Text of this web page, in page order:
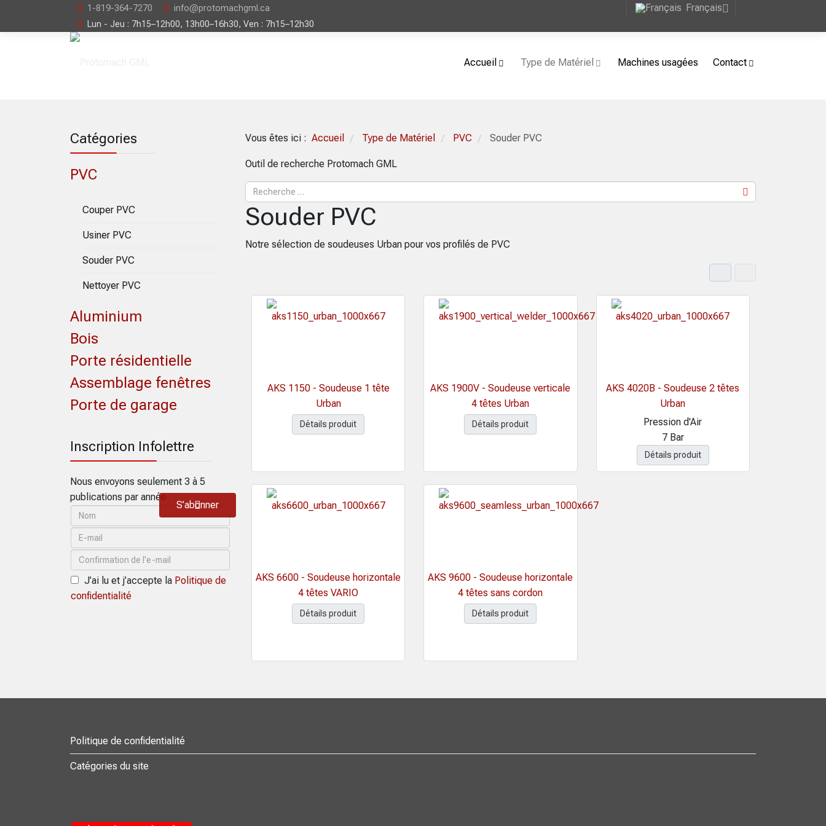
1-819-364-7270
info@protomachgml.ca
Lun - Jeu : 7h15–12h00, 13h00–16h30, Ven : 7h15–12h30
Français
Accueil Type de Matériel Machines usagées Contact
Catégories
PVC
Couper PVC
Usiner PVC
Souder PVC
Nettoyer PVC
Aluminium
Bois
Porte résidentielle
Assemblage fenêtres
Porte de garage
Inscription Infolettre
Nous envoyons seulement 3 à 5
publications par année.
J’ai lu et j’accepte la Politique de
confidentialité
S’abonner
Vous êtes ici : Accueil / Type de Matériel / PVC / Souder PVC
Outil de recherche Protomach GML
Souder PVC
Notre sélection de soudeuses Urban pour vos profilés de PVC
AKS 1150 - Soudeuse 1 tête
Urban
Détails produit
AKS 1900V - Soudeuse verticale
4 têtes Urban
Détails produit
AKS 4020B - Soudeuse 2 têtes
Urban
Pression d'Air
7 Bar
Détails produit
AKS 6600 - Soudeuse horizontale
4 têtes VARIO
Détails produit
AKS 9600 - Soudeuse horizontale
4 têtes sans cordon
Détails produit
Politique de confidentialité
Catégories du site